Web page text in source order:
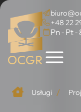
+48 22
Pn - Pt
Usługi /